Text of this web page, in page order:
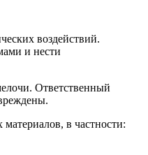
воздействий.
и нести
Ответственный
в частности: